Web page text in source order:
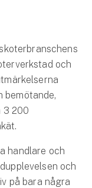
och
bemötande,
3 200
handlare och
och
på bara några